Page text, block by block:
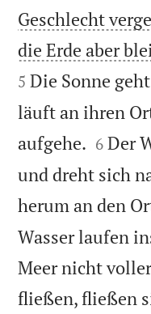
Geschlecht
die Erde aber
5 Die Sonne
läuft an ihren
aufgehe. 

6 Der
und dreht sich
herum an den
Wasser laufen
Meer nicht
fließen, fließen